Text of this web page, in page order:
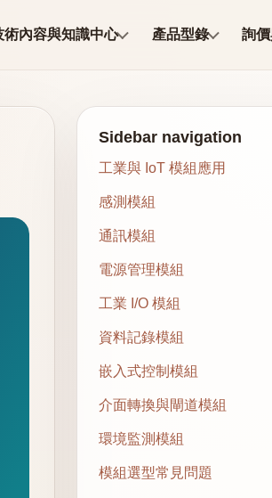
術內容與知識中心 產品型錄 詢
Sidebar navigation
工業與 IoT 模組應用
感測模組
通訊模組
電源管理模組
工業 I/O 模組
資料記錄模組
嵌入式控制模組
介面轉換與閘道模組
環境監測模組
模組選型常見問題